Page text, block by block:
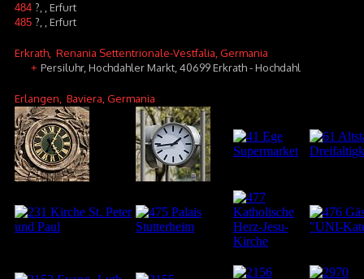
484 ?, , Erfurt
485 ?, , Erfurt
Erkrath , Renania Settentrionale-Vestfalia, Germania
+ Persiluhr, Hochdahler Markt, 40699 Erkrath - Hochdahl
Erlangen , Baviera, Germania